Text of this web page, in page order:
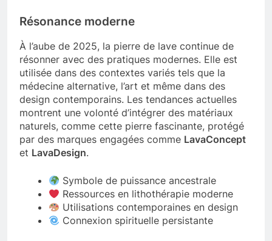
Résonance moderne
À l’aube de 2025, la pierre de lave continue de
résonner avec des pratiques modernes. Elle est
utilisée dans des contextes variés tels que la
médecine alternative, l’art et même dans des
design contemporains. Les tendances actuelles
montrent une volonté d’intégrer des matériaux
naturels, comme cette pierre fascinante, protégé
par des marques engagées comme LavaConcept
et LavaDesign.
Symbole de puissance ancestrale
Ressources en lithothérapie moderne
Utilisations contemporaines en design
Connexion spirituelle persistante